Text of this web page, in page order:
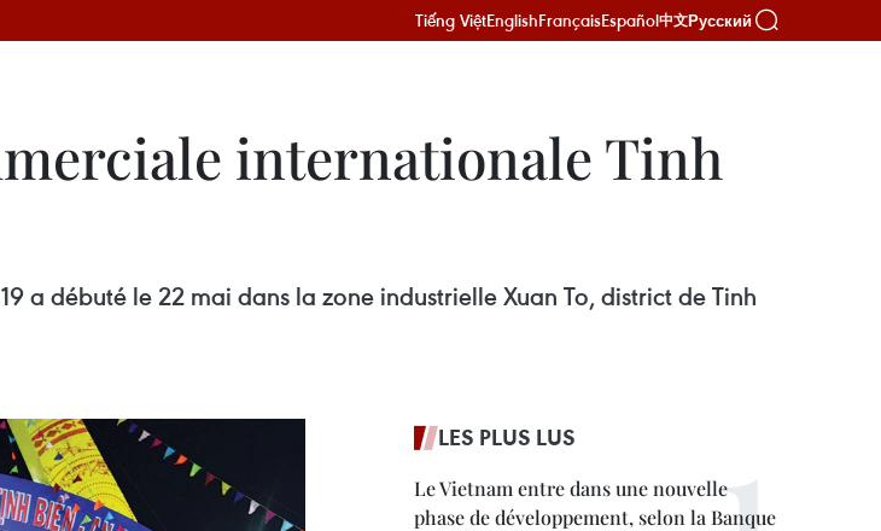
Tiếng ViệtEnglishFrançaisEspañol中文Русский
internationale Tinh
a débuté le 22 mai dans la zone industrielle Xuan To, district de Tinh
LES PLUS LUS
Le Vietnam entre dans une nouvelle
phase de développement, selon la Banque